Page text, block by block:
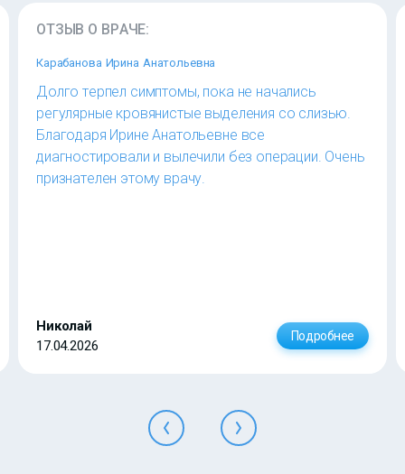
ОТЗЫВ О ВРАЧЕ:
Карабанова Ирина Анатольевна
Долго терпел симптомы, пока не начались
регулярные кровянистые выделения со слизью.
Благодаря Ирине Анатольевне все
диагностировали и вылечили без операции. Очень
признателен этому врачу.
Николай
17.04.2026
Подробнее